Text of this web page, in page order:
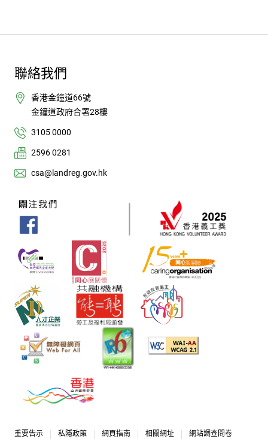
聯絡我們
香港金鐘道66號
金鐘道政府合署28樓
3105 0000
2596 0281
csa@landreg.gov.hk
重要告示 私隱政策 網頁指南 相關網址 網站調查問卷